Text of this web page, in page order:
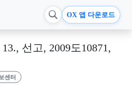
OX 앱 다운로드
선고, 2009도10871,
센터